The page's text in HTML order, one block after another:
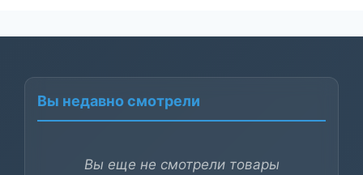
Вы недавно смотрели
Вы еще не смотрели товары